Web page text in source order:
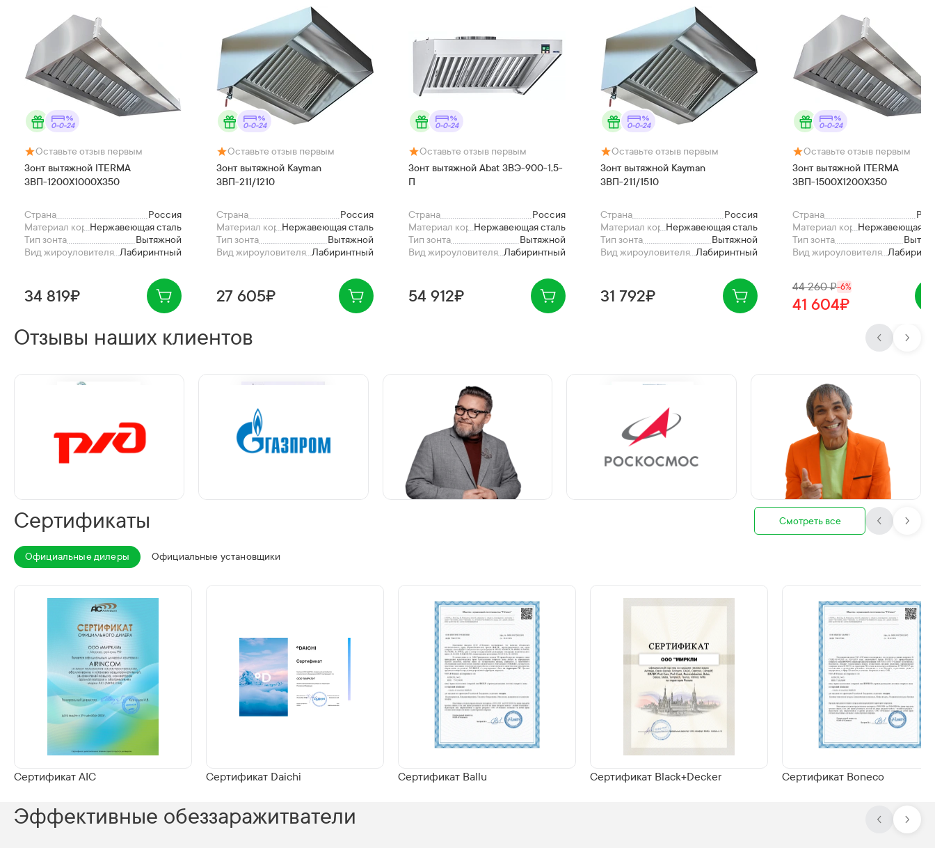
0-0-24
Оставьте отзыв первым
Зонт вытяжной ITERMA
ЗВП-1200Х1000Х350
Страна
Россия
Материал корпусаНержавеющая сталь
Тип зонта
Вытяжной
Вид жироуловителя Лабиринтный
34 819₽
0-0-24
Оставьте отзыв первым
Зонт вытяжной Kayman
ЗВП-211/1210
Страна
Россия
Материал корпусаНержавеющая сталь
Тип зонта
Вытяжной
Вид жироуловителя Лабиринтный
27 605₽
0-0-24
Оставьте отзыв первым
Зонт вытяжной Abat ЗВЭ-900-1,5-
П
Страна
Россия
Материал корпусаНержавеющая сталь
Тип зонта
Вытяжной
Вид жироуловителя Лабиринтный
54 912₽
0-0-24
Оставьте отзыв первым
Зонт вытяжной Kayman
ЗВП-211/1510
Страна
Россия
Материал корпусаНержавеющая сталь
Тип зонта
Вытяжной
Вид жироуловителя Лабиринтный
31 792₽
0-0-24
Оставьте отзыв первым
Зонт вытяжной ITERMA
ЗВП-1500Х1200Х350
Страна
Материал корпусаНержавеющая
Тип зонта
Вид жироуловителя
44 260₽-6%
41 604₽
Отзывы наших клиентов
Сертификаты Смотреть все
Официальные дилеры Официальные установщики
Сертификат AIC Сертификат Daichi Сертификат Ballu Сертификат Black+Decker Сертификат Boneco
Эффективные обеззаражитватели